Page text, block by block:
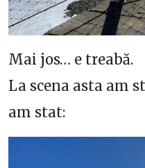
Mai jos… e treabă.
La scena asta am
am stat: